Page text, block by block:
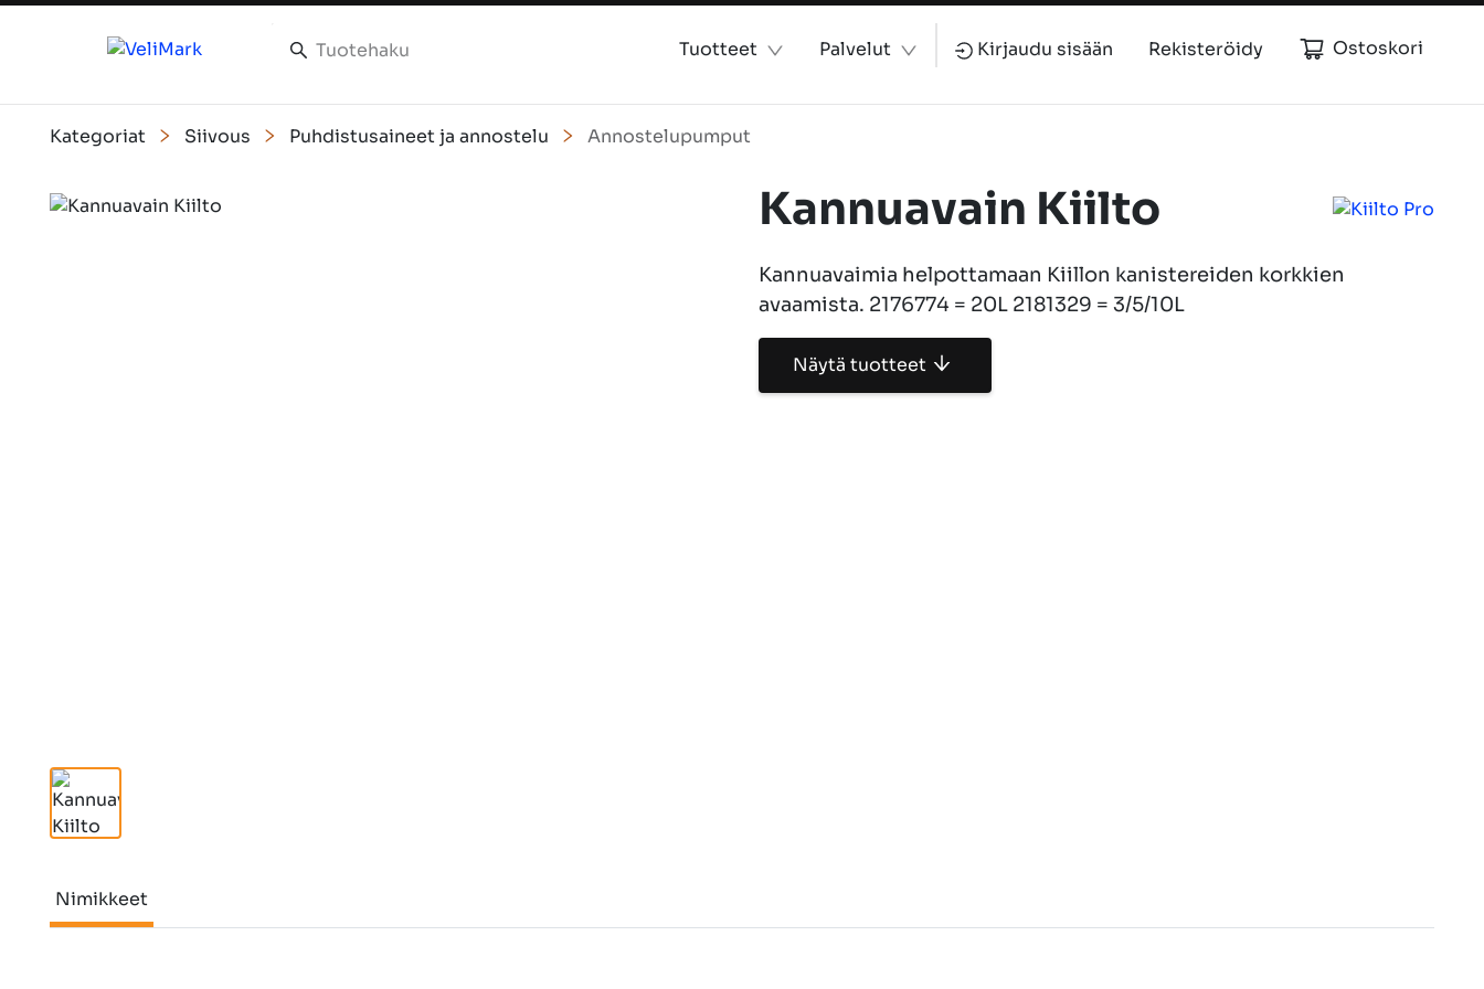
Tuotteet Palvelut Kirjaudu sisään Rekisteröidy Ostoskori
Kategoriat Siivous Puhdistusaineet ja annostelu Annostelupumput
Slide 1 of 1 Kannuavain Kiilto
Kannuavaimia helpottamaan Kiillon kanistereiden korkkien
avaamista. 2176774 = 20L 2181329 = 3/5/10L
Näytä tuotteet
Nimikkeet